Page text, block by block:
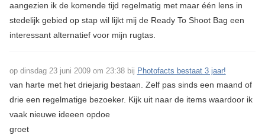
aangezien ik de komende tijd regelmatig met maar één lens in
stedelijk gebied op stap wil lijkt mij de Ready To Shoot Bag een
interessant alternatief voor mijn rugtas.
op dinsdag 23 juni 2009 om 23:38 bij Photofacts bestaat 3 jaar!
van harte met het driejarig bestaan. Zelf pas sinds een maand of
drie een regelmatige bezoeker. Kijk uit naar de items waardoor ik
vaak nieuwe ideeen opdoe
groet